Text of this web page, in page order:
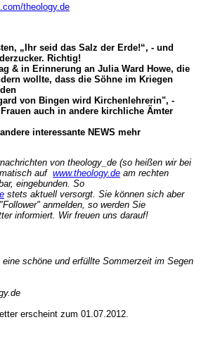
theology.de
„Ihr seid das Salz der Erde!“, - und
Richtig!
& in Erinnerung an Julia Ward Howe, die
wollte, dass die Söhne im Kriegen
von Bingen wird Kirchenlehrerin", -
auch in andere kirchliche Ämter
interessante NEWS mehr
von theology_de (so heißen wir bei
auf www.theology.de am rechten
eingebunden. So
stets aktuell versorgt. Sie können sich aber
anmelden, so werden Sie
informiert. Wir freuen uns darauf!
eine schöne und erfüllte Sommerzeit im Segen
erscheint zum 01.07.2012.